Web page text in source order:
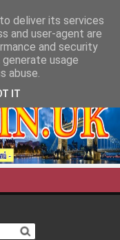
deliver its services
and user-agent are
and security
usage
abuse.
IT